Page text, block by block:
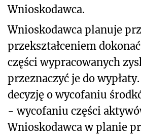
Wnioskodawca.
Wnioskodawca planuje
przekształceniem
części wypracowanych
przeznaczyć je do
decyzję o wycofaniu
- wycofaniu części
Wnioskodawca w planie